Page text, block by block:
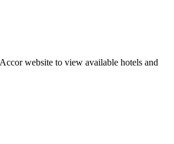
website to view available hotels and